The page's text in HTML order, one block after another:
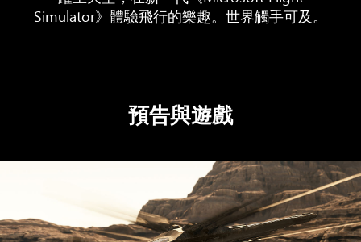
Simulator》體驗飛行的樂趣。世界觸手可及。
預告與遊戲